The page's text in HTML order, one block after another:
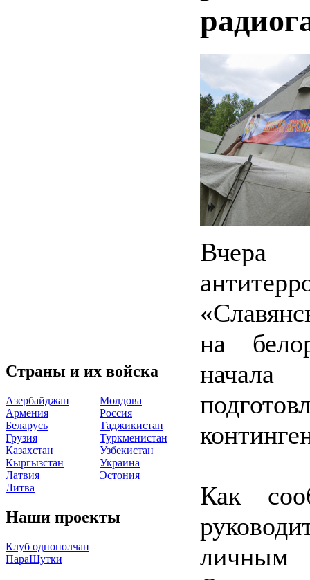
Страны и их войска
Азербайджан
Армения
Беларусь
Грузия
Казахстан
Кыргызстан
Латвия
Литва
Молдова
Россия
Таджикистан
Туркменистан
Узбекистан
Украина
Эстония
Наши проекты
Клуб однополчан
ПараШутки
на
Как
личным